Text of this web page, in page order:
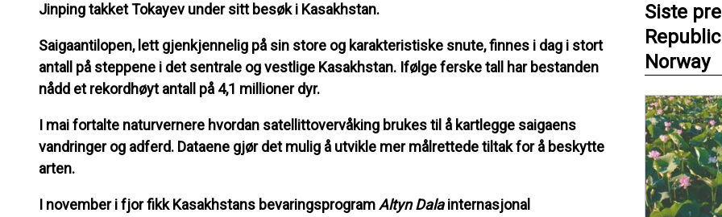
Jinping takket Tokayev under sitt besøk i Kasakhstan.
Saigaantilopen, lett gjenkjennelig på sin store og karakteristiske snute, finnes i dag i stort
antall på steppene i det sentrale og vestlige Kasakhstan. Ifølge ferske tall har bestanden
nådd et rekordhøyt antall på 4,1 millioner dyr.
I mai fortalte naturvernere hvordan satellittovervåking brukes til å kartlegge saigaens
vandringer og adferd. Dataene gjør det mulig å utvikle mer målrettede tiltak for å beskytte
arten.
I november i fjor fikk Kasakhstans bevaringsprogramAltyn Dalainternasjonal
Siste
Norway